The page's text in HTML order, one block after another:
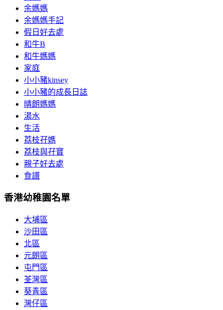
余媽媽
余媽媽手記
假日好去處
和牛B
和牛媽媽
家庭
小小豬kinsey
小小豬的成長日誌
晴朗媽媽
湯水
生活
荔枝孖媽
荔枝與孖寶
親子好去處
食譜
香港幼稚園名單
大埔區
沙田區
北區
元朗區
屯門區
荃灣區
葵青區
灣仔區